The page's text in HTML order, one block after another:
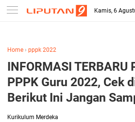
-->
Kamis, 6
Home › pppk 2022
INFORMASI
PPPK Guru 2022, Cek
Berikut Ini Jangan
Kurikulum Merdeka